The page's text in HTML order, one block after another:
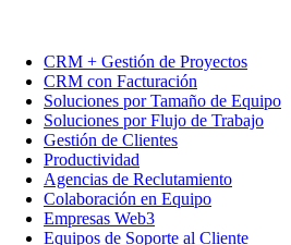
CRM + Gestión de Proyectos
CRM con Facturación
Soluciones por Tamaño de Equipo
Soluciones por Flujo de Trabajo
Gestión de Clientes
Productividad
Agencias de Reclutamiento
Colaboración en Equipo
Empresas Web3
Equipos de Soporte al Cliente